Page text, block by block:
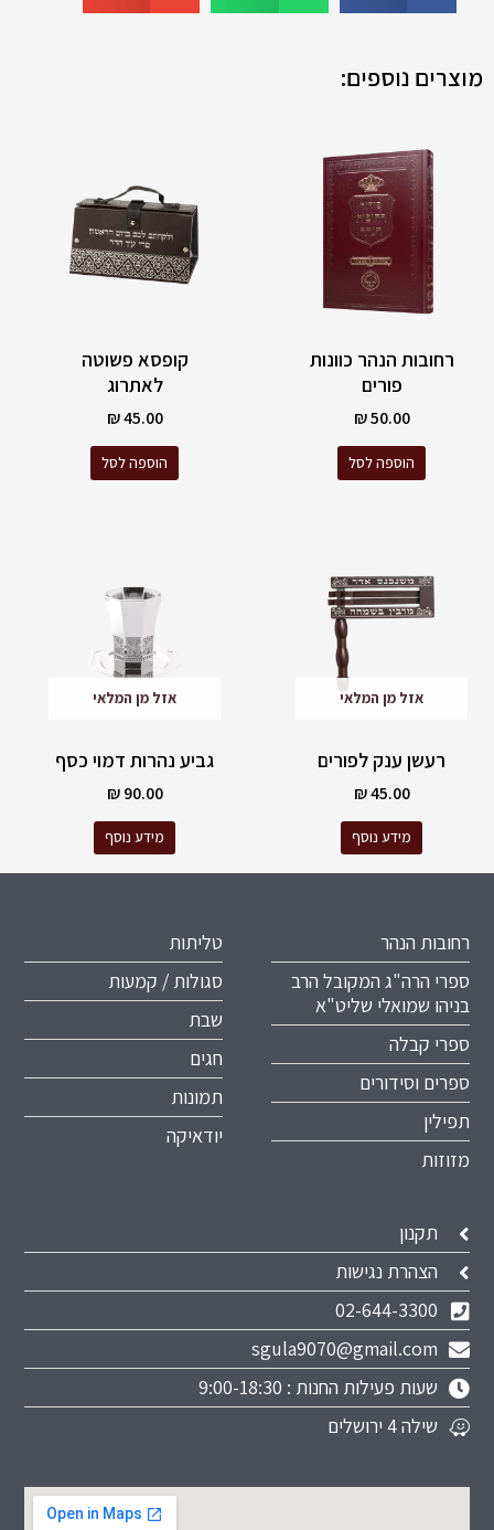
מוצרים נוספים:
רחובות הנהר כוונות
פורים
50.00
₪
הוספה לסל
קופסא פשוטה
לאתרוג
45.00
₪
הוספה לסל
אזל מן המלאי
רעשן ענק לפורים
45.00
₪
מידע נוסף
אזל מן המלאי
גביע נהרות דמוי כסף
90.00
₪
מידע נוסף
רחובות הנהר
ספרי הרה"ג המקובל הרב
בניהו שמואלי שליט"א
ספרי קבלה
ספרים וסידורים
תפילין
מזוזות
טליתות
סגולות / קמעות
שבת
חגים
תמונות
יודאיקה
תקנון
הצהרת נגישות
02-644-3300
sgula9070@gmail.com
שעות פעילות החנות : 9:00-18:30
שילה 4 ירושלים